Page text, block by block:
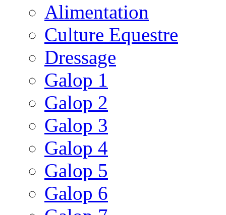
Alimentation
Culture Equestre
Dressage
Galop 1
Galop 2
Galop 3
Galop 4
Galop 5
Galop 6